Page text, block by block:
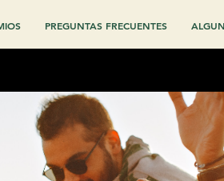
PREGUNTAS FRECUENTES